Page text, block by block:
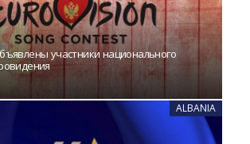
участники национального
ALBANIA